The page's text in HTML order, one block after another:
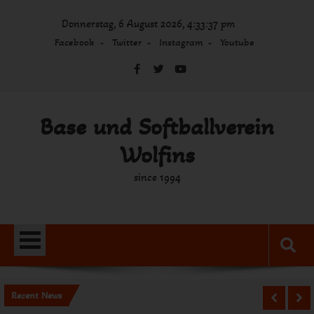
Donnerstag, 6 August 2026, 4:33:37 pm
Facebook Twitter Instagram Youtube
Base und Softballverein
Wolfins
since 1994
Recent News